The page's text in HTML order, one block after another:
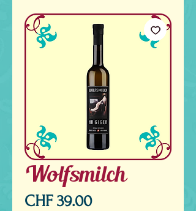
Wolfsmilch
CHF 39.00Price